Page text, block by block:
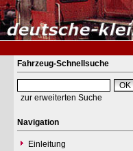
Fahrzeug-Schnellsuche
zur erweiterten Suche
Navigation
Einleitung